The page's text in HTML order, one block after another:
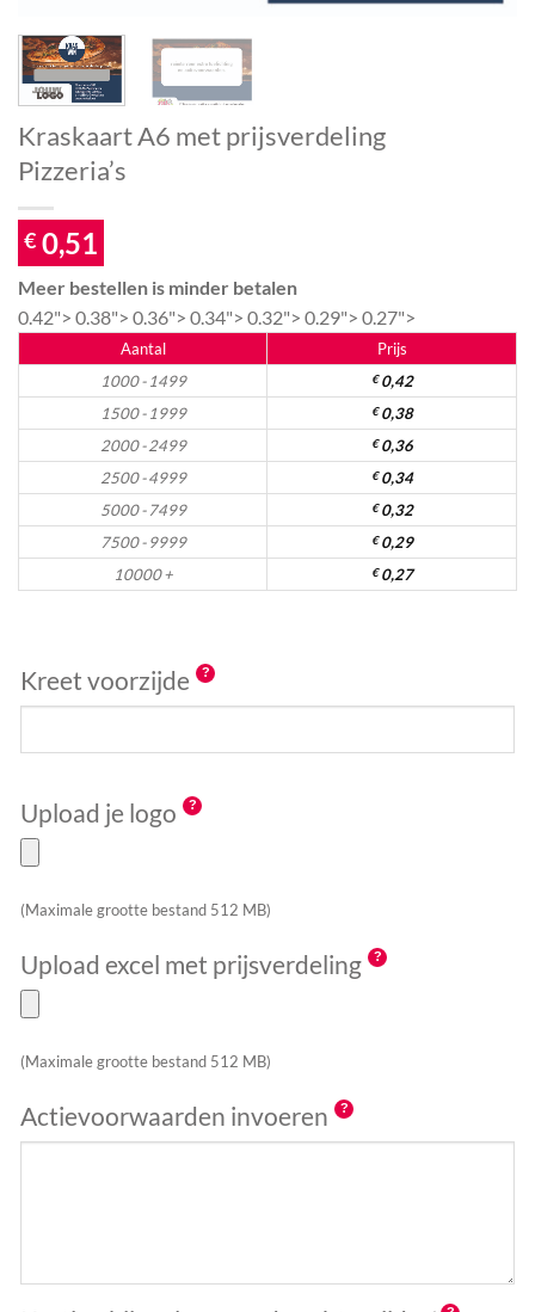
Kraskaart A6 met prijsverdeling
Pizzeria’s
€ 0,51
Meer bestellen is minder betalen
0.42"> 0.38"> 0.36"> 0.34"> 0.32"> 0.29"> 0.27">
Aantal
Prijs
1000 - 1499
€0,42
1500 - 1999
€0,38
2000 - 2499
€0,36
2500 - 4999
€0,34
5000 - 7499
€0,32
7500 - 9999
€0,29
10000 +
€0,27
Kreet voorzijde
Upload je logo
(Maximale grootte bestand 512 MB)
Upload excel met prijsverdeling
(Maximale grootte bestand 512 MB)
Actievoorwaarden invoeren